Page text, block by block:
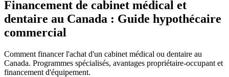
Financement de cabinet médical et
dentaire au Canada : Guide hypothécaire
commercial
Comment financer l'achat d'un cabinet médical ou dentaire au
Canada. Programmes spécialisés, avantages propriétaire-occupant et
financement d'équipement.